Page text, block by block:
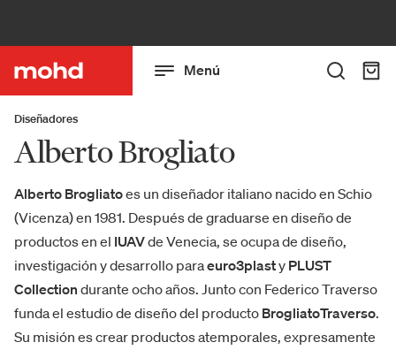
Menú
Diseñadores
Alberto Brogliato
Alberto Brogliatoes un diseñador italiano nacido en Schio
(Vicenza) en 1981. Después de graduarse en diseño de
productos en el IUAVde Venecia, se ocupa de diseño,
investigación y desarrollo paraeuro3plasty PLUST
Collection durante ocho años. Junto con Federico Traverso
funda el estudio de diseño del producto BrogliatoTraverso.
Su misión es crear productos atemporales, expresamente